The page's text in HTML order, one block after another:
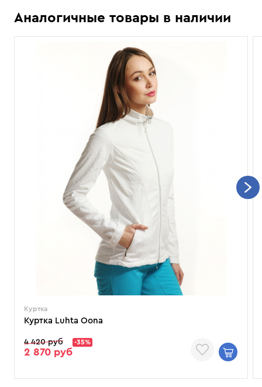
Аналогичные товары в наличии
Куртка
Куртка Luhta Oona
4 420 руб -35%
2 870 руб